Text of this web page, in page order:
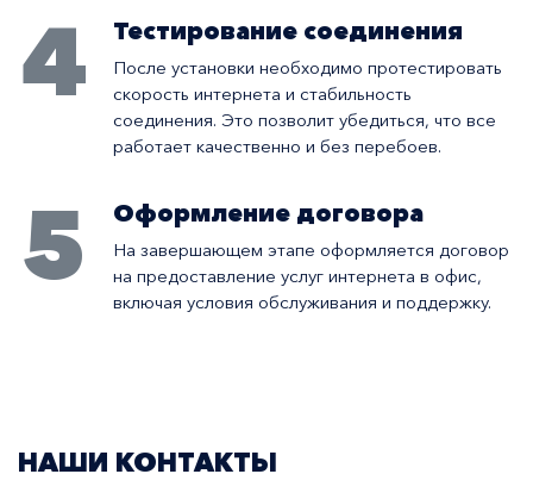
4 Тестирование соединения
После установки необходимо протестировать
скорость интернета и стабильность
соединения. Это позволит убедиться, что все
работает качественно и без перебоев.
5 Оформление договора
На завершающем этапе оформляется договор
на предоставление услуг интернета в офис,
включая условия обслуживания и поддержку.
НАШИ КОНТАКТЫ